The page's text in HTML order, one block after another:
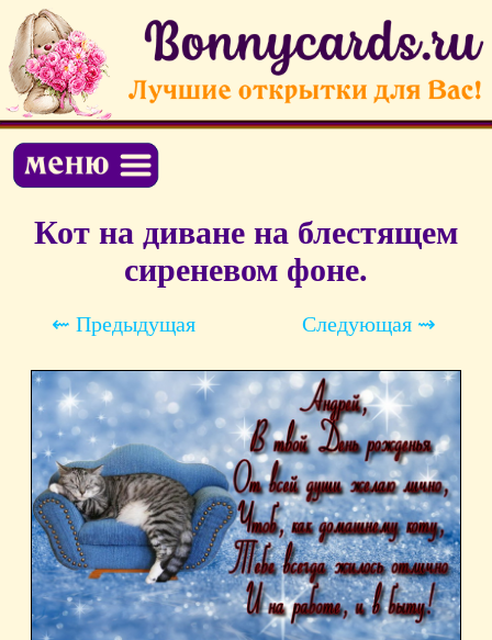
Кот на диване на блестящем
сиреневом фоне.
⇜ Предыдущая Следующая ⇝